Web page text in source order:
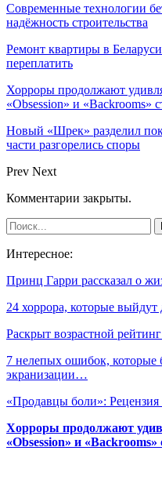
Современные технологии
надёжность строительства
Ремонт квартиры в
переплатить
Хорроры продолжают
«Obsession» и «Backrooms»
Новый «Шрек» разделил
части разгорелись споры
Prev Next
Комментарии закрыты.
Интересное:
Принц Гарри рассказал о
24 хоррора, которые выйдут
Раскрыт возрастной
7 нелепых ошибок,
экранизации…
«Продавцы боли»:
Хорроры продолжают
«Obsession» и